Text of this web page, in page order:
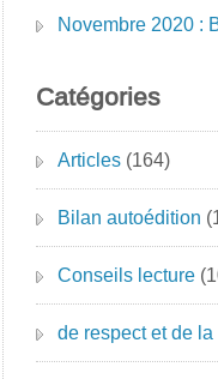
Novembre 2020 :
Catégories
Articles (164)
Bilan autoédition
Conseils lecture
de respect et de